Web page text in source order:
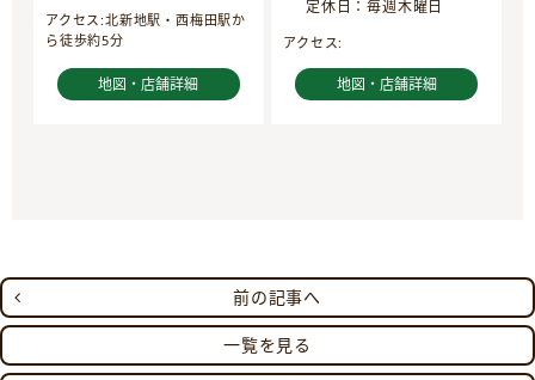
アクセス:北新地駅・西梅田駅か
ら徒歩約5分
地図・店舗詳細
定休日：毎週木曜日
アクセス:
地図・店舗詳細
前の記事へ
一覧を見る